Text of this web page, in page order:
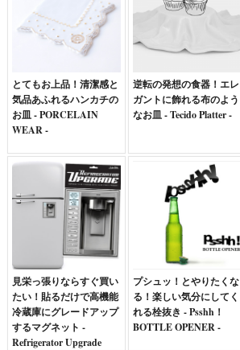
とてもお上品！清潔感と
気品あふれるハンカチの
お皿 - PORCELAIN
WEAR -
逆転の発想の食器！エレ
ガントに飾れる布のよう
なお皿 - Tecido Platter -
見栄っ張りならすぐ買い
たい！貼るだけで高機能
冷蔵庫にグレードアップ
するマグネット -
Refrigerator Upgrade
プシュッ！とやりたくな
る！楽しい気分にしてく
れる栓抜き - Psshh！
BOTTLE OPENER -